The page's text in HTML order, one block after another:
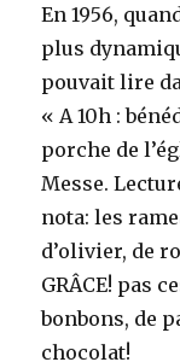
En 1956,
plus
pouvait lire
« A 10h :
porche de
Messe.
nota: les
d’olivier, de
GRÂCE! pas
bonbons, de
chocolat!